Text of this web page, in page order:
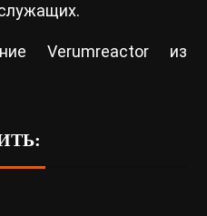
Verumreactor из